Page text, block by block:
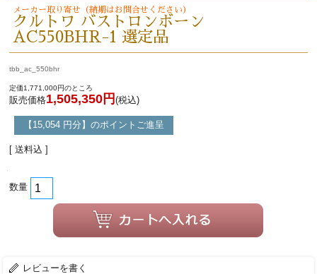
メーカー取り寄せ（納期はお問合せください）
クルトワ バストロンボーン
AC550BHR-1 選定品
tbb_ac_550bhr
定価1,771,000円のところ
販売価格1,505,350円 (税込)
【15,054 円分】のポイントご進呈
[ 送料込 ]
数量
レビューを書く